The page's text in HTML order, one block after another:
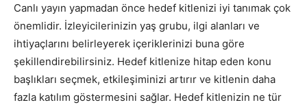
Canlı yayın yapmadan önce hedef kitlenizi iyi tanımak çok
önemlidir. İzleyicilerinizin yaş grubu, ilgi alanları ve
ihtiyaçlarını belirleyerek içeriklerinizi buna göre
şekillendirebilirsiniz. Hedef kitlenize hitap eden konu
başlıkları seçmek, etkileşiminizi artırır ve kitlenin daha
fazla katılım göstermesini sağlar. Hedef kitlenizin ne tür